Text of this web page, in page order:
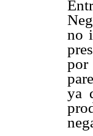
no
por
ya